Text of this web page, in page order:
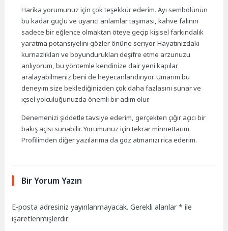
Harika yorumunuz için çok teşekkür ederim. Ayı sembolünün
bu kadar güçlü ve uyarıcı anlamlar taşıması, kahve falının
sadece bir eğlence olmaktan öteye geçip kişisel farkındalık
yaratma potansiyelini gözler önüne seriyor. Hayatınızdaki
kurnazlıkları ve boyundurukları deşifre etme arzunuzu
anlıyorum, bu yöntemle kendinize dair yeni kapılar
aralayabilmeniz beni de heyecanlandırıyor. Umarım bu
deneyim size beklediğinizden çok daha fazlasını sunar ve
içsel yolculuğunuzda önemli bir adım olur.
Denemenizi şiddetle tavsiye ederim, gerçekten çığır açıcı bir
bakış açısı sunabilir. Yorumunuz için tekrar minnettarım.
Profilimden diğer yazılarıma da göz atmanızı rica ederim.
Bir Yorum Yazın
E-posta adresiniz yayınlanmayacak. Gerekli alanlar* ile
işaretlenmişlerdir